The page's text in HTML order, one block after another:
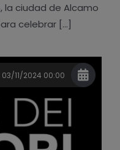
la ciudad de Alcamo
celebrar [...]
11/2024 00:00